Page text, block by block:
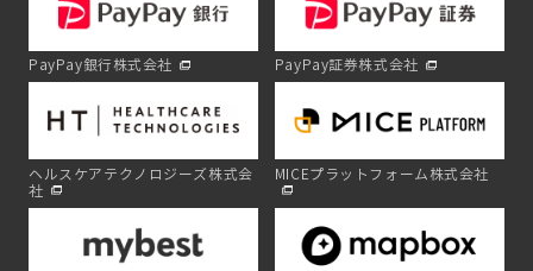
PayPay銀行株式会社 PayPay証券株式会社
ヘルスケアテクノロジーズ株式会
社
MICEプラットフォーム株式会社